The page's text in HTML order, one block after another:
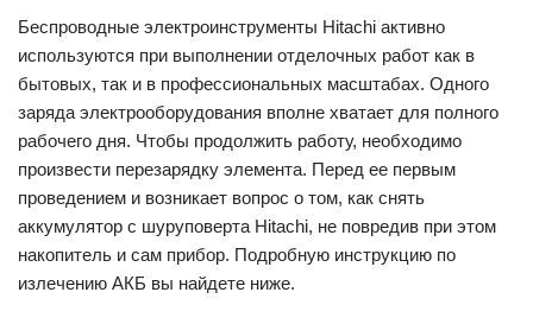
Беспроводные электроинструменты Hitachi активно
используются при выполнении отделочных работ как в
бытовых, так и в профессиональных масштабах. Одного
заряда электрооборудования вполне хватает для полного
рабочего дня. Чтобы продолжить работу, необходимо
произвести перезарядку элемента. Перед ее первым
проведением и возникает вопрос о том, как снять
аккумулятор с шуруповерта Hitachi, не повредив при этом
накопитель и сам прибор. Подробную инструкцию по
излечению АКБ вы найдете ниже.